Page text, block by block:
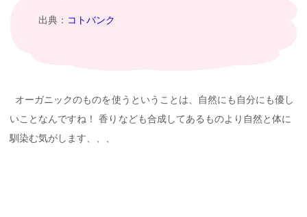
出典： コトバンク
オーガニックのものを使うということは、自然にも自分にも優し
いことなんですね！ 香りなども合成してあるものより自然と体に
馴染む気がします、、、